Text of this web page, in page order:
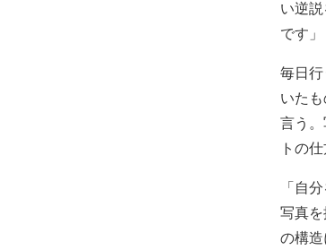
い逆
です」
毎日
いた
言う
トの
「自
写真
の構